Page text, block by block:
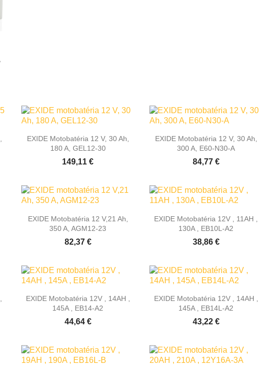
 Rýchly náhľad
EXIDE Motobatéria 12 V, 30 Ah,
180 A, GEL12-30
149,11 €
 Rýchly náhľad
EXIDE Motobatéria 12 V, 30 Ah,
300 A, E60-N30-A
84,77 €
 Rýchly náhľad
EXIDE Motobatéria 12 V,21 Ah,
350 A, AGM12-23
82,37 €
 Rýchly náhľad
EXIDE Motobatéria 12V , 11AH ,
130A , EB10L-A2
38,86 €
 Rýchly náhľad
EXIDE Motobatéria 12V , 14AH ,
145A , EB14-A2
44,64 €
 Rýchly náhľad
EXIDE Motobatéria 12V , 14AH ,
145A , EB14L-A2
43,22 €